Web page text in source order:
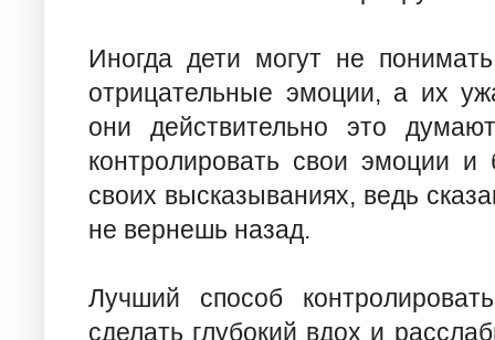
Иногда дети могут не
отрицательные эмоции, а их
они действительно это
контролировать свои эмоции
своих высказываниях, ведь
не вернешь назад.
Лучший способ
сделать глубокий вдох и